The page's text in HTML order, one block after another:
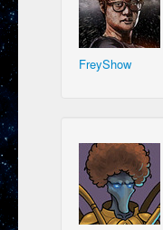
FreyShow